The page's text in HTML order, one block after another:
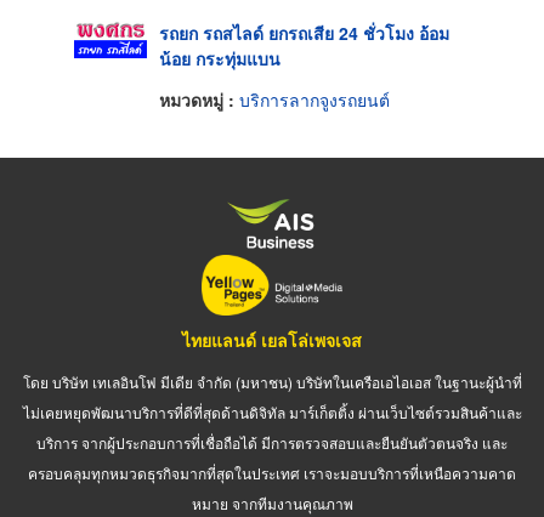
รถยก รถสไลด์ ยกรถเสีย 24 ชั่วโมง อ้อม
น้อย กระทุ่มแบน
หมวดหมู่ : บริการลากจูงรถยนต์
ไทยแลนด์ เยลโล่เพจเจส
โดย บริษัท เทเลอินโฟ มีเดีย จำกัด (มหาชน) บริษัทในเครือเอไอเอส ในฐานะผู้นำที่
ไม่เคยหยุดพัฒนาบริการที่ดีที่สุดด้านดิจิทัล มาร์เก็ตติ้ง ผ่านเว็บไซต์รวมสินค้าและ
บริการ จากผู้ประกอบการที่เชื่อถือได้ มีการตรวจสอบและยืนยันตัวตนจริง และ
ครอบคลุมทุกหมวดธุรกิจมากที่สุดในประเทศ เราจะมอบบริการที่เหนือความคาด
หมาย จากทีมงานคุณภาพ